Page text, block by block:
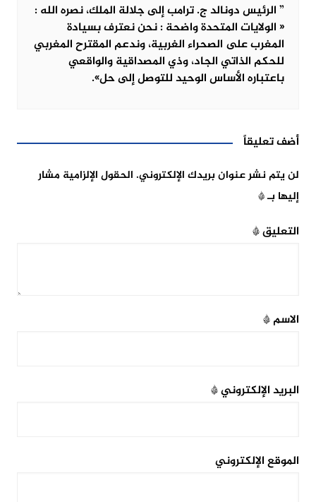
” الرئيس دونالد ج. ترامب إلى جلالة الملك، نصره الله :
« الولايات المتحدة واضحة : نحن نعترف بسيادة
المغرب على الصحراء الغربية، وندعم المقترح المغربي
للحكم الذاتي الجاد، وذي المصداقية والواقعي
باعتباره الأساس الوحيد للتوصل إلى حل».
أضف تعليقاً
لن يتم نشر عنوان بريدك الإلكتروني. الحقول الإلزامية مشار
إليها بـ*
التعليق*
الاسم*
البريد الإلكتروني*
الموقع الإلكتروني